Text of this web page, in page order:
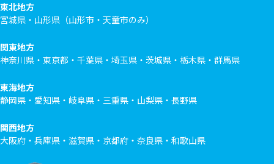
東北地方
宮城県・山形県（山形市・天童市のみ）
関東地方
神奈川県・東京都・千葉県・埼玉県・茨城県・栃木県・群馬県
東海地方
静岡県・愛知県・岐阜県・三重県・山梨県・長野県
関西地方
大阪府・兵庫県・滋賀県・京都府・奈良県・和歌山県